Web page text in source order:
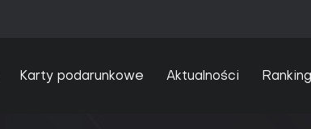
Karty podarunkowe Aktualności